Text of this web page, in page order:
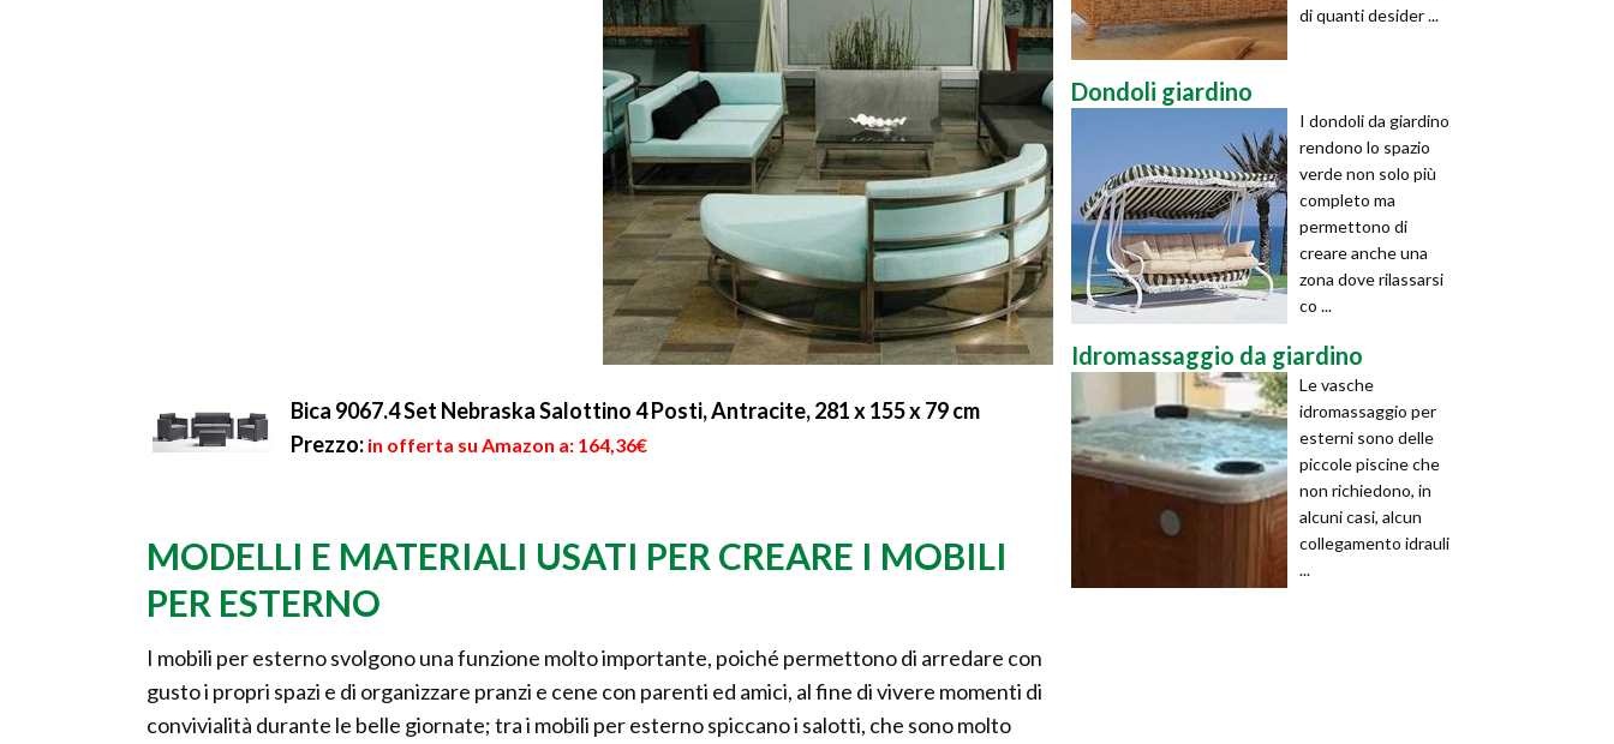
Bica 9067.4 Set Nebraska Salottino 4 Posti, Antracite, 281 x 155 x 79 cm
Prezzo: in offerta su Amazon a: 164,36€
MODELLI E MATERIALI USATI PER CREARE I MOBILI
PER ESTERNO
I mobili per esterno svolgono una funzione molto importante, poiché permettono di arredare con
gusto i propri spazi e di organizzare pranzi e cene con parenti ed amici, al fine di vivere momenti di
convivialità durante le belle giornate; tra i mobili per esterno spiccano i salotti, che sono molto
di quanti desider ...
Dondoli giardino
I dondoli da giardino
rendono lo spazio
verde non solo più
completo ma
permettono di
creare anche una
zona dove rilassarsi
co ...
Idromassaggio da giardino
Le vasche
idromassaggio per
esterni sono delle
piccole piscine che
non richiedono, in
alcuni casi, alcun
collegamento idrauli
...